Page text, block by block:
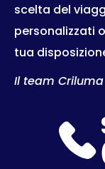
scelta del
personalizzati
tua
Il team Criluma